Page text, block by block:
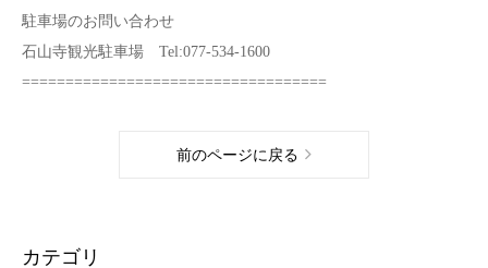
駐車場のお問い合わせ
石山寺観光駐車場 Tel:077-534-1600
===================================
前のページに戻る
カテゴリ